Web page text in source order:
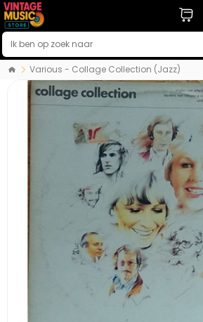
Various - Collage Collection (Jazz)